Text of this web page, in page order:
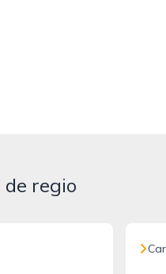
regio